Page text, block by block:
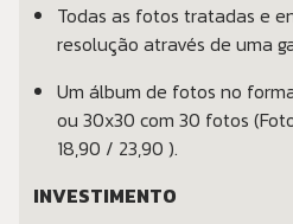
Todas as fotos tratadas e
resolução através de uma
Um álbum de fotos no
ou 30x30 com 30 fotos
18,90 / 23,90 ).
INVESTIMENTO